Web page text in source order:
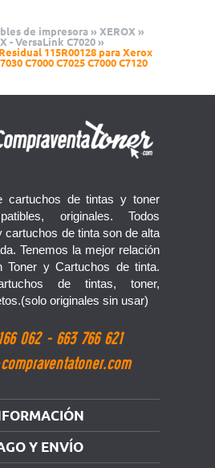
de impresora » XEROX »
- VersaLink C7020 »
115R00128 para Xerox
C7000 C7025 C7000 C7120
cartuchos de tintas y toner
originales. Todos
cartuchos de tinta son de alta
Tenemos la mejor relación
Toner y Cartuchos de tinta.
de tintas, toner,
originales sin usar)
062 - 663 766 621
Y ENVÍO